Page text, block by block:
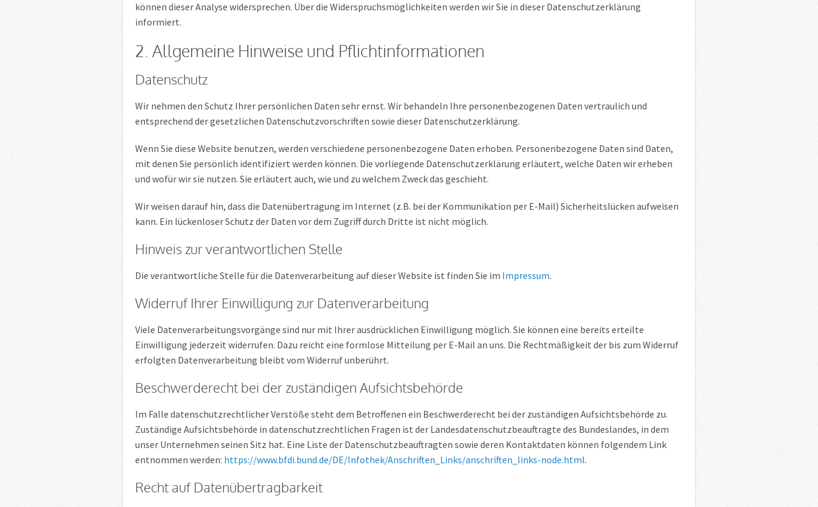
können dieser Analyse widersprechen. Über die Widerspruchsmöglichkeiten werden wir Sie in dieser Datenschutzerklärung
informiert.
2. Allgemeine Hinweise und Pflichtinformationen
Datenschutz
Wir nehmen den Schutz Ihrer persönlichen Daten sehr ernst. Wir behandeln Ihre personenbezogenen Daten vertraulich und
entsprechend der gesetzlichen Datenschutzvorschriften sowie dieser Datenschutzerklärung.
Wenn Sie diese Website benutzen, werden verschiedene personenbezogene Daten erhoben. Personenbezogene Daten sind Daten,
mit denen Sie persönlich identifiziert werden können. Die vorliegende Datenschutzerklärung erläutert, welche Daten wir erheben
und wofür wir sie nutzen. Sie erläutert auch, wie und zu welchem Zweck das geschieht.
Wir weisen darauf hin, dass die Datenübertragung im Internet (z.B. bei der Kommunikation per E-Mail) Sicherheitslücken aufweisen
kann. Ein lückenloser Schutz der Daten vor dem Zugriff durch Dritte ist nicht möglich.
Hinweis zur verantwortlichen Stelle
Die verantwortliche Stelle für die Datenverarbeitung auf dieser Website ist finden Sie im Impressum.
Widerruf Ihrer Einwilligung zur Datenverarbeitung
Viele Datenverarbeitungsvorgänge sind nur mit Ihrer ausdrücklichen Einwilligung möglich. Sie können eine bereits erteilte
Einwilligung jederzeit widerrufen. Dazu reicht eine formlose Mitteilung per E-Mail an uns. Die Rechtmäßigkeit der bis zum Widerruf
erfolgten Datenverarbeitung bleibt vom Widerruf unberührt.
Beschwerderecht bei der zuständigen Aufsichtsbehörde
Im Falle datenschutzrechtlicher Verstöße steht dem Betroffenen ein Beschwerderecht bei der zuständigen Aufsichtsbehörde zu.
Zuständige Aufsichtsbehörde in datenschutzrechtlichen Fragen ist der Landesdatenschutzbeauftragte des Bundeslandes, in dem
unser Unternehmen seinen Sitz hat. Eine Liste der Datenschutzbeauftragten sowie deren Kontaktdaten können folgendem Link
entnommen werden: https://www.bfdi.bund.de/DE/Infothek/Anschriften_Links/anschriften_links-node.html.
Recht auf Datenübertragbarkeit